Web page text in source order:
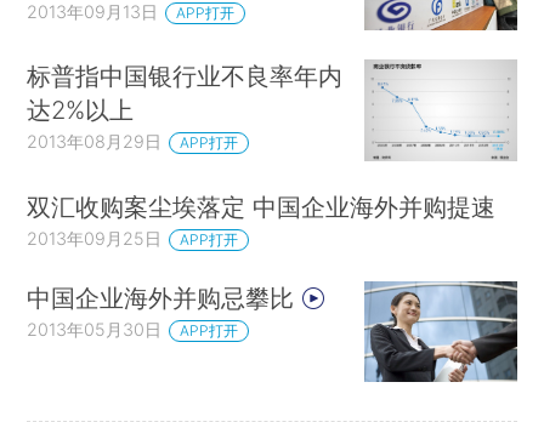
2013年09月13日 APP打开
标普指中国银行业不良率年内
达2%以上
2013年08月29日 APP打开
双汇收购案尘埃落定 中国企业海外并购提速
2013年09月25日 APP打开
中国企业海外并购忌攀比
2013年05月30日 APP打开